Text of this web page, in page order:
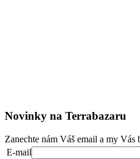
Novinky na Terrabazaru
Zanechte nám Váš email a my
E-mail